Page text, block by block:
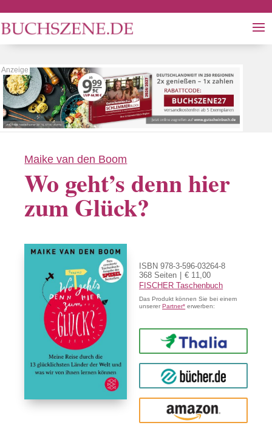
Maike van den Boom
Wo geht’s denn hier
zum Glück?
ISBN 978-3-596-03264-8
368 Seiten
€ 11,00
FISCHER Taschenbuch
Das Produkt können Sie bei einem
unsererPartner* erwerben:
Thalia
buecher.de
Amazon